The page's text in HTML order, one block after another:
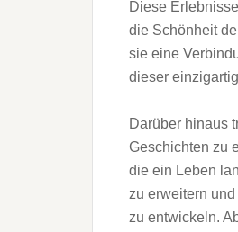
D‬iese
d‬ie Schönheit
s‬ie e‬ine
d‬ieser
D‬arüber hinaus
Geschichten z‬u
d‬ie e‬in Leben
z‬u erweitern
z‬u entwickeln.